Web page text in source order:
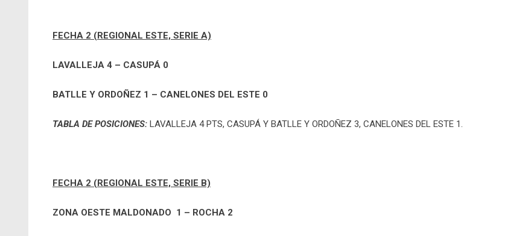
FECHA 2 (REGIONAL ESTE, SERIE A)
LAVALLEJA 4 – CASUPÁ 0
BATLLE Y ORDOÑEZ 1 – CANELONES DEL ESTE 0
TABLA DE POSICIONES: LAVALLEJA 4 PTS, CASUPÁ Y BATLLE Y ORDOÑEZ 3, CANELONES DEL ESTE 1.
FECHA 2 (REGIONAL ESTE, SERIE B)
ZONA OESTE MALDONADO 1 – ROCHA 2